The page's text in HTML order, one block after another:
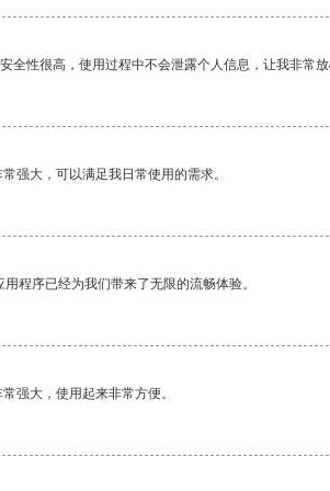
全性很高，使用过程中不会泄露个人信息，让我非常
强大，可以满足我日常使用的需求。
程序已经为我们带来了无限的流畅体验。
强大，使用起来非常方便。